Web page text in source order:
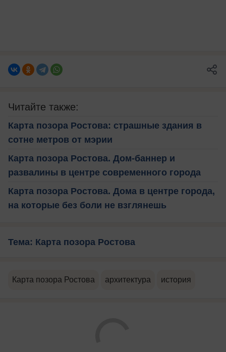
Читайте также:
Карта позора Ростова: страшные здания в
сотне метров от мэрии
Карта позора Ростова. Дом-баннер и
развалины в центре современного города
Карта позора Ростова. Дома в центре города,
на которые без боли не взглянешь
Тема: Карта позора Ростова
Карта позора Ростова архитектура история